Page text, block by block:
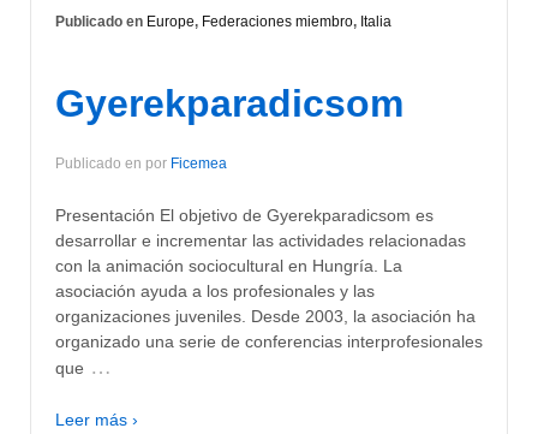
Publicado en Europe, Federaciones miembro, Italia
Gyerekparadicsom
Publicado en por Ficemea
Presentación El objetivo de Gyerekparadicsom es
desarrollar e incrementar las actividades relacionadas
con la animación sociocultural en Hungría. La
asociación ayuda a los profesionales y las
organizaciones juveniles. Desde 2003, la asociación ha
organizado una serie de conferencias interprofesionales
que …
Leer más ›